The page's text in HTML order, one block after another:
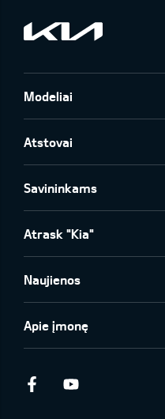
Modeliai
Atstovai
Savininkams
Atrask "Kia"
Naujienos
Apie įmonę
Facebook